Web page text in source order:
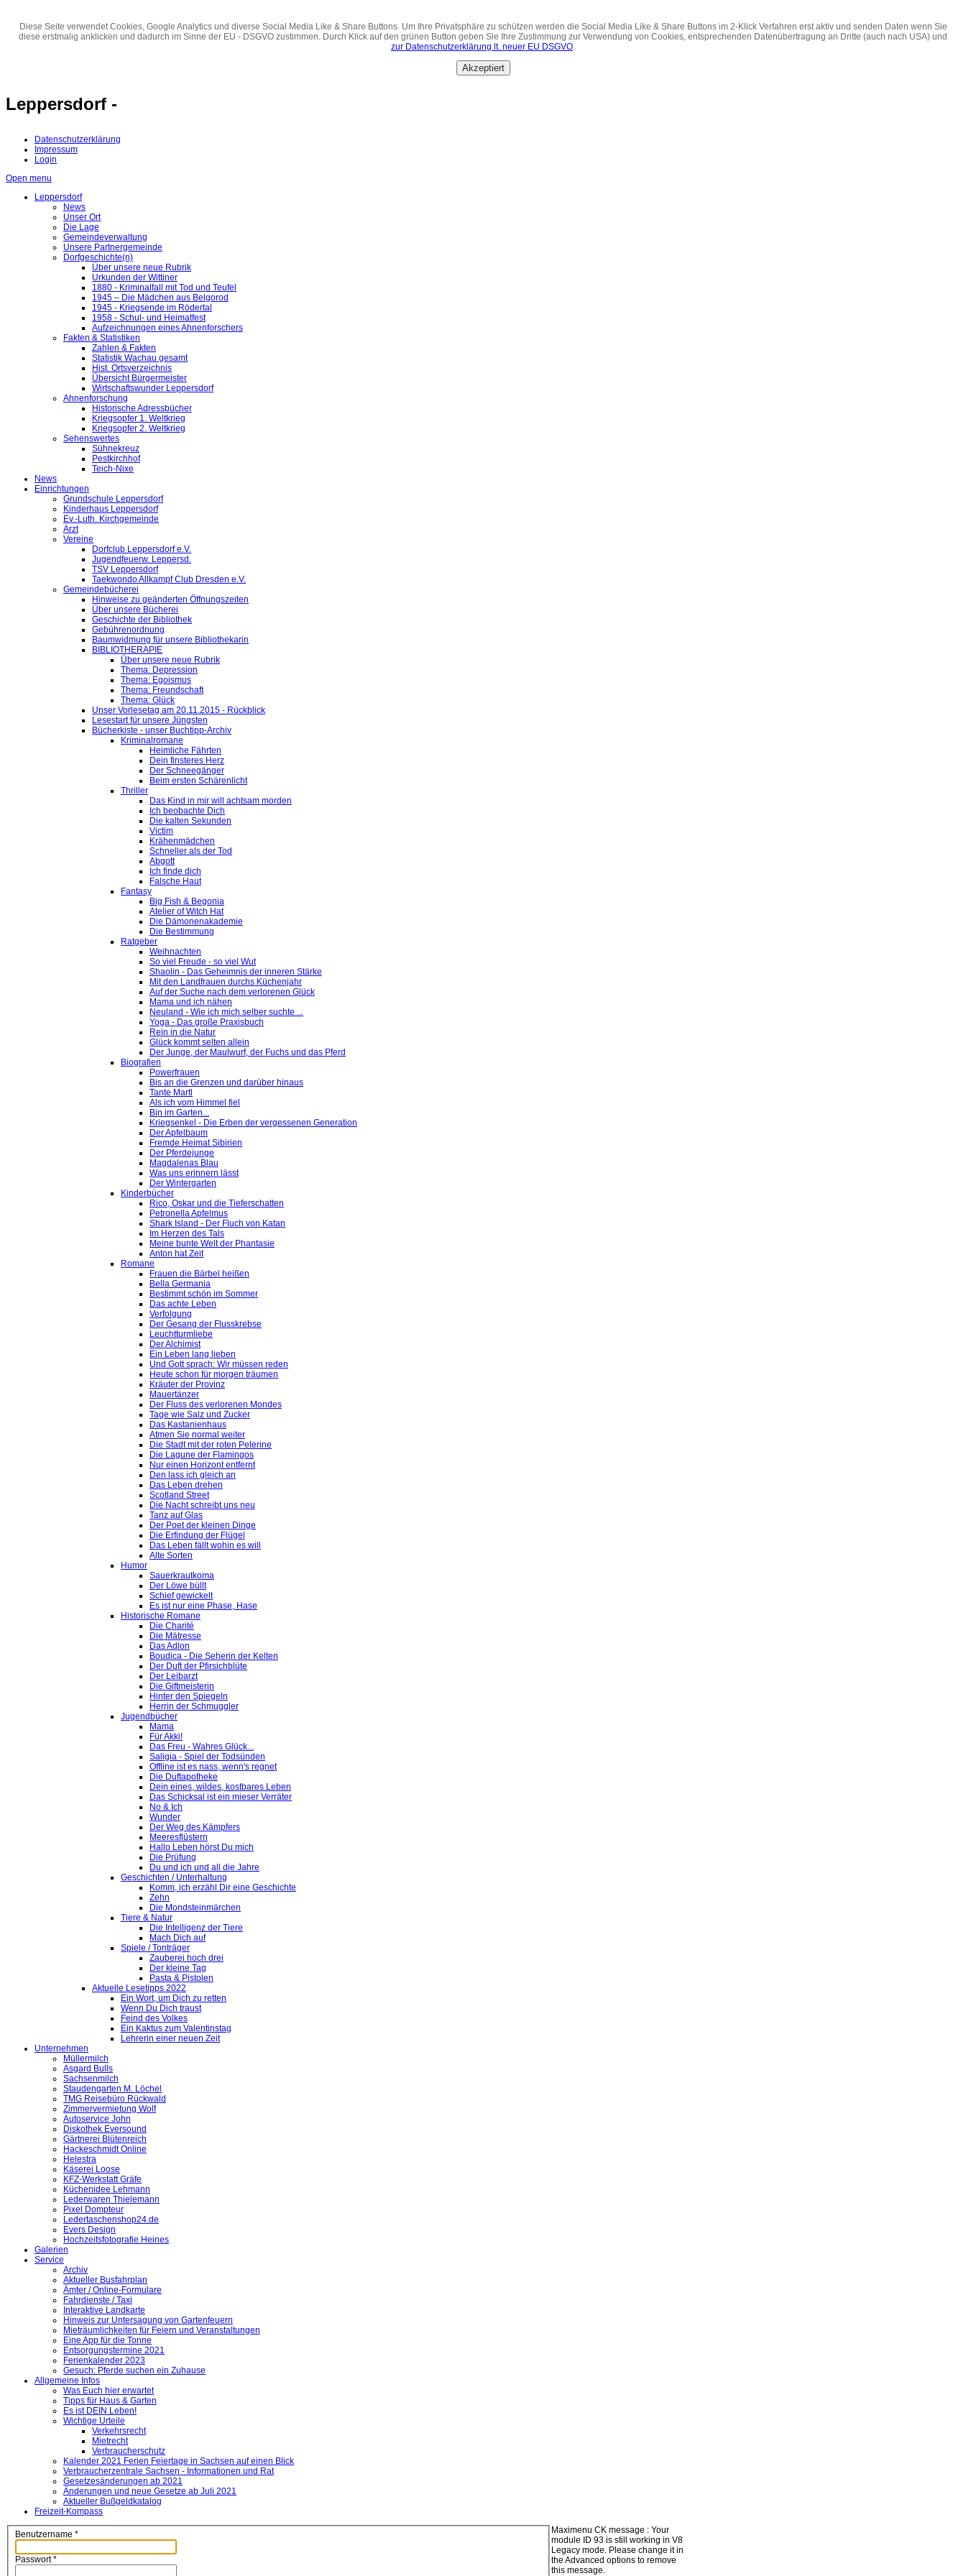
Diese Seite verwendet Cookies, Google Analytics und diverse Social Media Like & Share Buttons. Um Ihre Privatsphäre zu schützen werden die Social Media Like & Share Buttons im 2-Klick Verfahren erst aktiv und senden Daten wenn Sie
diese erstmalig anklicken und dadurch im Sinne der EU - DSGVO zustimmen. Durch Klick auf den grünen Button geben Sie Ihre Zustimmung zur Verwendung von Cookies, entsprechenden Datenübertragung an Dritte (auch nach USA) und
zur Datenschutzerklärung lt. neuer EU DSGVO.
Akzeptiert
Leppersdorf -
Datenschutzerklärung
Impressum
Login
Open menu
Leppersdorf
News
Unser Ort
Die Lage
Gemeindeverwaltung
Unsere Partnergemeinde
Dorfgeschichte(n)
Über unsere neue Rubrik
Urkunden der Wittiner
1880 - Kriminalfall mit Tod und Teufel
1945 – Die Mädchen aus Belgorod
1945 - Kriegsende im Rödertal
1958 - Schul- und Heimatfest
Aufzeichnungen eines Ahnenforschers
Fakten & Statistiken
Zahlen & Fakten
Statistik Wachau gesamt
Hist. Ortsverzeichnis
Übersicht Bürgermeister
Wirtschaftswunder Leppersdorf
Ahnenforschung
Historische Adressbücher
Kriegsopfer 1. Weltkrieg
Kriegsopfer 2. Weltkrieg
Sehenswertes
Sühnekreuz
Pestkirchhof
Teich-Nixe
News
Einrichtungen
Grundschule Leppersdorf
Kinderhaus Leppersdorf
Ev.-Luth. Kirchgemeinde
Arzt
Vereine
Dorfclub Leppersdorf e.V.
Jugendfeuerw. Leppersd.
TSV Leppersdorf
Taekwondo Allkampf Club Dresden e.V.
Gemeindebücherei
Hinweise zu geänderten Öffnungszeiten
Über unsere Bücherei
Geschichte der Bibliothek
Gebührenordnung
Baumwidmung für unsere Bibliothekarin
BIBLIOTHERAPIE
Über unsere neue Rubrik
Thema: Depression
Thema: Egoismus
Thema: Freundschaft
Thema: Glück
Unser Vorlesetag am 20.11.2015 - Rückblick
Lesestart für unsere Jüngsten
Bücherkiste - unser Buchtipp-Archiv
Kriminalromane
Heimliche Fährten
Dein finsteres Herz
Der Schneegänger
Beim ersten Schärenlicht
Thriller
Das Kind in mir will achtsam morden
Ich beobachte Dich
Die kalten Sekunden
Victim
Krähenmädchen
Schneller als der Tod
Abgott
Ich finde dich
Falsche Haut
Fantasy
Big Fish & Begonia
Atelier of Witch Hat
Die Dämonenakademie
Die Bestimmung
Ratgeber
Weihnachten
So viel Freude - so viel Wut
Shaolin - Das Geheimnis der inneren Stärke
Mit den Landfrauen durchs Küchenjahr
Auf der Suche nach dem verlorenen Glück
Mama und ich nähen
Neuland - Wie ich mich selber suchte ...
Yoga - Das große Praxisbuch
Rein in die Natur
Glück kommt selten allein
Der Junge, der Maulwurf, der Fuchs und das Pferd
Biografien
Powerfrauen
Bis an die Grenzen und darüber hinaus
Tante Martl
Als ich vom Himmel fiel
Bin im Garten...
Kriegsenkel - Die Erben der vergessenen Generation
Der Apfelbaum
Fremde Heimat Sibirien
Der Pferdejunge
Magdalenas Blau
Was uns erinnern lässt
Der Wintergarten
Kinderbücher
Rico, Oskar und die Tieferschatten
Petronella Apfelmus
Shark Island - Der Fluch von Katan
Im Herzen des Tals
Meine bunte Welt der Phantasie
Anton hat Zeit
Romane
Frauen die Bärbel heißen
Bella Germania
Bestimmt schön im Sommer
Das achte Leben
Verfolgung
Der Gesang der Flusskrebse
Leuchtturmliebe
Der Alchimist
Ein Leben lang lieben
Und Gott sprach: Wir müssen reden
Heute schon für morgen träumen
Kräuter der Provinz
Mauertänzer
Der Fluss des verlorenen Mondes
Tage wie Salz und Zucker
Das Kastanienhaus
Atmen Sie normal weiter
Die Stadt mit der roten Pelerine
Die Lagune der Flamingos
Nur einen Horizont entfernt
Den lass ich gleich an
Das Leben drehen
Scotland Street
Die Nacht schreibt uns neu
Tanz auf Glas
Der Poet der kleinen Dinge
Die Erfindung der Flügel
Das Leben fällt wohin es will
Alte Sorten
Humor
Sauerkrautkoma
Der Löwe büllt
Schief gewickelt
Es ist nur eine Phase, Hase
Historische Romane
Die Charité
Die Mätresse
Das Adlon
Boudica - Die Seherin der Kelten
Der Duft der Pfirsichblüte
Der Leibarzt
Die Giftmeisterin
Hinter den Spiegeln
Herrin der Schmuggler
Jugendbücher
Mama
Für Akki!
Das Freu - Wahres Glück...
Saligia - Spiel der Todsünden
Offline ist es nass, wenn's regnet
Die Duftapotheke
Dein eines, wildes, kostbares Leben
Das Schicksal ist ein mieser Verräter
No & Ich
Wunder
Der Weg des Kämpfers
Meeresflüstern
Hallo Leben hörst Du mich
Die Prüfung
Du und ich und all die Jahre
Geschichten / Unterhaltung
Komm, ich erzähl Dir eine Geschichte
Zehn
Die Mondsteinmärchen
Tiere & Natur
Die Intelligenz der Tiere
Mach Dich auf
Spiele / Tonträger
Zauberei hoch drei
Der kleine Tag
Pasta & Pistolen
Aktuelle Lesetipps 2022
Ein Wort, um Dich zu retten
Wenn Du Dich traust
Feind des Volkes
Ein Kaktus zum Valentinstag
Lehrerin einer neuen Zeit
Unternehmen
Müllermilch
Asgard Bulls
Sachsenmilch
Staudengarten M. Löchel
TMG Reisebüro Rückwald
Zimmervermietung Wolf
Autoservice John
Diskothek Eversound
Gärtnerei Blütenreich
Hackeschmidt Online
Helestra
Käserei Loose
KFZ-Werkstatt Gräfe
Küchenidee Lehmann
Lederwaren Thielemann
Pixel Dompteur
Ledertaschenshop24.de
Evers Design
Hochzeitsfotografie Heines
Galerien
Service
Archiv
Aktueller Busfahrplan
Ämter / Online-Formulare
Fahrdienste / Taxi
Interaktive Landkarte
Hinweis zur Untersagung von Gartenfeuern
Mieträumlichkeiten für Feiern und Veranstaltungen
Eine App für die Tonne
Entsorgungstermine 2021
Ferienkalender 2023
Gesuch: Pferde suchen ein Zuhause
Allgemeine Infos
Was Euch hier erwartet
Tipps für Haus & Garten
Es ist DEIN Leben!
Wichtige Urteile
Verkehrsrecht
Mietrecht
Verbraucherschutz
Kalender 2021 Ferien Feiertage in Sachsen auf einen Blick
Verbraucherzentrale Sachsen - Informationen und Rat
Gesetzesänderungen ab 2021
Änderungen und neue Gesetze ab Juli 2021
Aktueller Bußgeldkatalog
Freizeit-Kompass
Benutzername *
Passwort*
Maximenu CK message : Your
module ID 93 is still working in V8
Legacy mode. Please change it in
the Advanced options to remove
this message.